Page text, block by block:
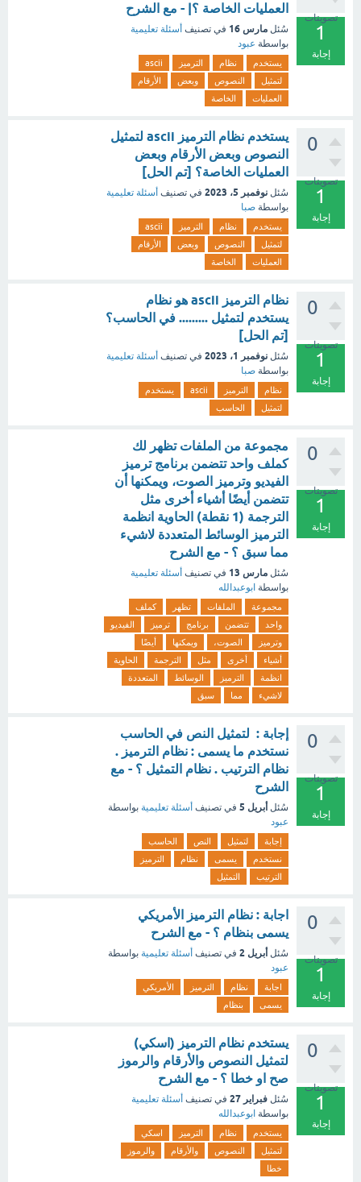
تصويتات
1
إجابة
العمليات الخاصة ؟| - مع الشرح
سُئل مارس 16 في تصنيف أسئلة تعليمية
بواسطة عبود
يستخدم نظام الترميز
ascii
لتمثيل
النصوص وبعض
الأرقام
العمليات
الخاصة
0
تصويتات
1
إجابة
يستخدم نظام الترميز ascii لتمثيل
النصوص وبعض الأرقام وبعض
العمليات الخاصة؟ [تم الحل]
سُئل نوفمبر 5، 2023 في تصنيف أسئلة تعليمية
بواسطة صبا
يستخدم نظام الترميز
ascii
لتمثيل
النصوص وبعض
الأرقام
العمليات
الخاصة
0
تصويتات
1
إجابة
نظام الترميز ascii هو نظام
يستخدم لتمثيل ......... في الحاسب؟
[تم الحل]
سُئل نوفمبر 1، 2023 في تصنيف أسئلة تعليمية
بواسطة صبا
نظام الترميز ascii
يستخدم
لتمثيل
الحاسب
0
تصويتات
1
إجابة
مجموعة من الملفات تظهر لك
كملف واحد تتضمن برنامج ترميز
الفيديو وترميز الصوت، ويمكنها أن
تتضمن أيضًا أشياء أخرى مثل
الترجمة (1 نقطة) الحاوية انظمة
الترميز الوسائط المتعددة لاشيء
مما سبق ؟ - مع الشرح
سُئل مارس 13 في تصنيف أسئلة تعليمية
بواسطة ابوعبدالله
مجموعة الملفات تظهر
كملف
واحد
تتضمن برنامج ترميز
الفيديو
وترميز
الصوت، ويمكنها
أيضًا
أشياء
أخرى مثل الترجمة
الحاوية
انظمة
الترميز الوسائط
المتعددة
لاشيء
مما سبق
0
تصويتات
1
إجابة
إجابة : لتمثيل النص في الحاسب
نستخدم ما يسمى : نظام الترميز .
نظام الترتيب . نظام التمثيل ؟ - مع
الشرح
سُئل أبريل 5 في تصنيف أسئلة تعليمية بواسطة
عبود
إجابة لتمثيل النص
الحاسب
نستخدم
يسمى نظام
الترميز
الترتيب
التمثيل
0
تصويتات
1
إجابة
اجابة : نظام الترميز الأمريكي
يسمى بنظام ؟ - مع الشرح
سُئل أبريل 2 في تصنيف أسئلة تعليمية بواسطة
عبود
اجابة نظام الترميز
الأمريكي
يسمى
بنظام
0
تصويتات
1
إجابة
يستخدم نظام الترميز (اسكي)
لتمثيل النصوص والأرقام والرموز
صح او خطا ؟ - مع الشرح
سُئل فبراير 27 في تصنيف أسئلة تعليمية
بواسطة ابوعبدالله
يستخدم نظام الترميز
اسكي
لتمثيل
النصوص والأرقام
والرموز
خطا